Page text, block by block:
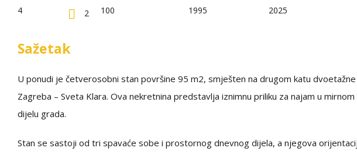
4 2 100 1995 2025
Sažetak
U ponudi je četverosobni stan površine 95 m2, smješten na drugom katu
Zagreba – Sveta Klara. Ova nekretnina predstavlja iznimnu priliku za najam u
dijelu grada.
Stan se sastoji od tri spavaće sobe i prostornog dnevnog dijela, a njegova